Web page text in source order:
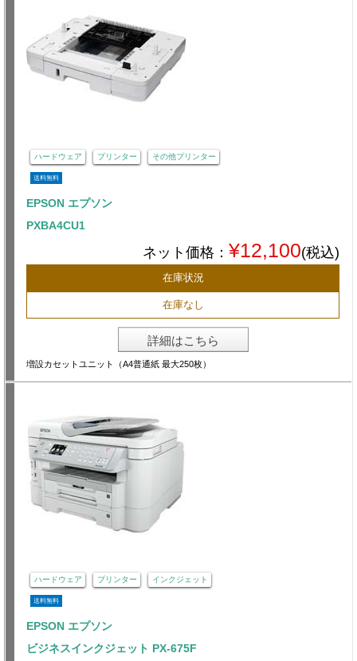
ハードウェア プリンター その他プリンター
送料無料
EPSON エプソン
PXBA4CU1
ネット価格： ¥12,100(税込)
在庫状況
在庫なし
詳細はこちら
増設カセットユニット（A4普通紙 最大250枚）
ハードウェア プリンター インクジェット
送料無料
EPSON エプソン
ビジネスインクジェット PX-675F